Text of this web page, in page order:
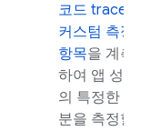
코드 trace 및
커스텀 측정
항목을 계측
하여 앱 성능
의 특정한 부
분을 측정할